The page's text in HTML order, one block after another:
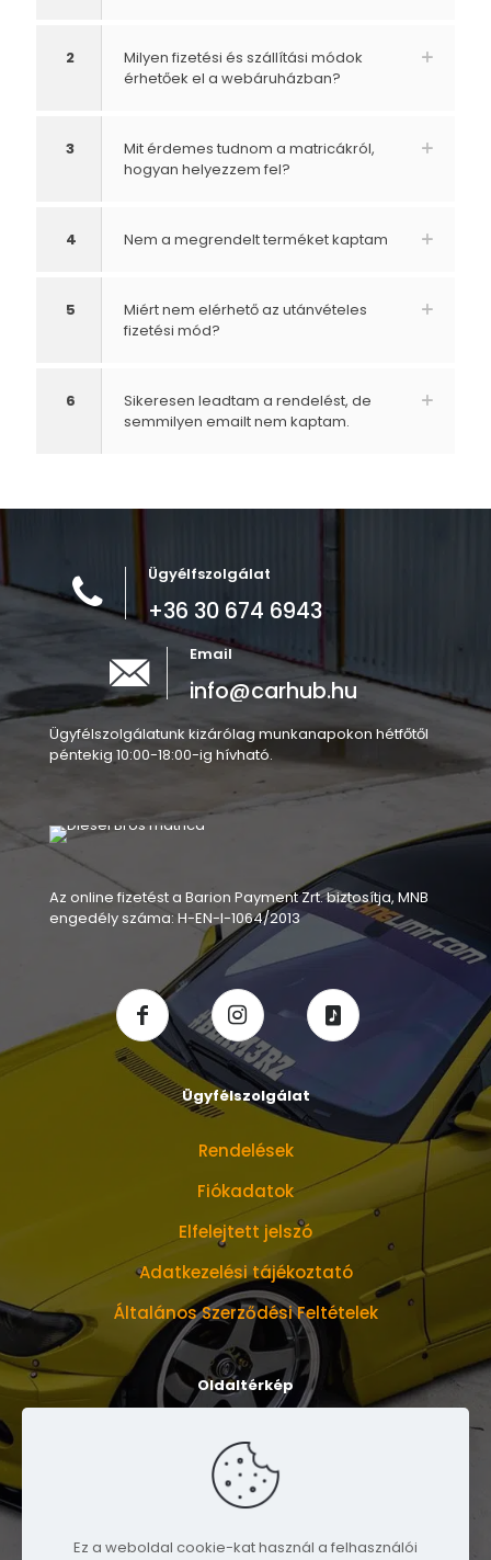
2
Milyen fizetési és szállítási módok
érhetőek el a webáruházban?
3
Mit érdemes tudnom a matricákról,
hogyan helyezzem fel?
4 Nem a megrendelt terméket kaptam
5
Miért nem elérhető az utánvételes
fizetési mód?
6
Sikeresen leadtam a rendelést, de
semmilyen emailt nem kaptam.
Ügyélfszolgálat
+36 30 674 6943
Email
info@carhub.hu
Ügyfélszolgálatunk kizárólag munkanapokon hétfőtől
péntekig 10:00-18:00-ig hívható.
Az online fizetést a Barion Payment Zrt. biztosítja, MNB
engedély száma: H-EN-I-1064/2013
Ügyfélszolgálat
Rendelések
Fiókadatok
Elfelejtett jelszó
Adatkezelési tájékoztató
Általános Szerződési Feltételek
Oldaltérkép
Bemutatkozunk
Mérettáblázat
Ez a weboldal cookie-kat használ a felhasználói